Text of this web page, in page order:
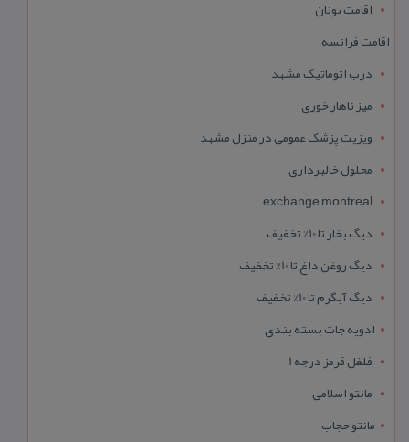
اقامت یونان
اقامت فرانسه
درب اتوماتیک مشهد
میز ناهار خوری
ویزیت پزشک عمومی در منزل مشهد
محلول خالبرداری
exchange montreal
دیگ بخار تا 10% تخفیف
دیگ روغن داغ تا 10% تخفیف
دیگ آبگرم تا 10% تخفیف
ادویه جات بسته بندی
فلفل قرمز درجه 1
مانتو اسلامی
مانتو حجاب